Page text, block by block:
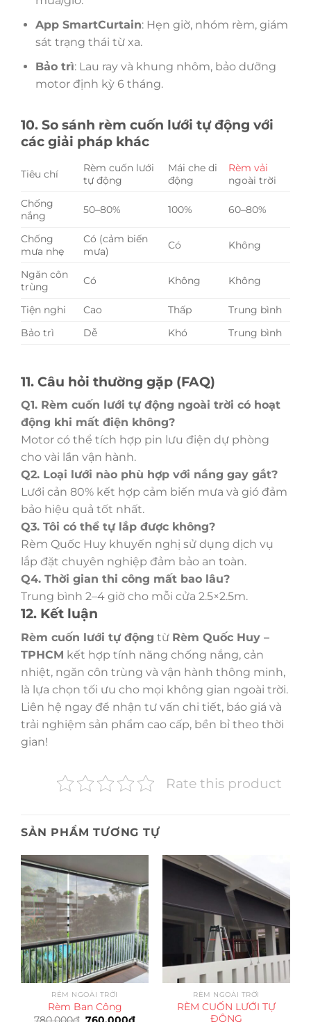
App SmartCurtain: Hẹn giờ, nhóm rèm, giám
sát trạng thái từ xa.
Bảo trì: Lau ray và khung nhôm, bảo dưỡng
motor định kỳ 6 tháng.
10. So sánh rèm cuốn lưới tự động với
các giải pháp khác
Tiêu chí
Rèm cuốn lưới
tự động
Mái che di
động
Rèm vải
ngoài trời
Chống
nắng
50–80% 100% 60–80%
Chống
mưa nhẹ
Có (cảm biến
mưa)
Có Không
Ngăn côn
trùng
Có Không Không
Tiện nghi Cao Thấp
Trung bình
Bảo trì
Dễ Khó Trung bình
11. Câu hỏi thường gặp (FAQ)
Q1. Rèm cuốn lưới tự động ngoài trời có hoạt
động khi mất điện không?
Motor có thể tích hợp pin lưu điện dự phòng
cho vài lần vận hành.
Q2. Loại lưới nào phù hợp với nắng gay gắt?
Lưới cản 80% kết hợp cảm biến mưa và gió đảm
bảo hiệu quả tốt nhất.
Q3. Tôi có thể tự lắp được không?
Rèm Quốc Huy khuyến nghị sử dụng dịch vụ
lắp đặt chuyên nghiệp đảm bảo an toàn.
Q4. Thời gian thi công mất bao lâu?
Trung bình 2–4 giờ cho mỗi cửa 2.5×2.5m.
12. Kết luận
Rèm cuốn lưới tự động từ Rèm Quốc Huy –
TPHCM kết hợp tính năng chống nắng, cản
nhiệt, ngăn côn trùng và vận hành thông minh,
là lựa chọn tối ưu cho mọi không gian ngoài trời.
Liên hệ ngay để nhận tư vấn chi tiết, báo giá và
trải nghiệm sản phẩm cao cấp, bền bỉ theo thời
gian!
Rate this product
SẢN PHẨM TƯƠNG TỰ
RÈM NGOÀI TRỜI
Rèm Ban Công
780,000₫ Giá
760,000₫Giá
RÈM NGOÀI TRỜI
RÈM CUỐN LƯỚI TỰ
ĐỘNG